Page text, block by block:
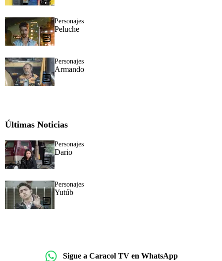
Personajes
Peluche
Personajes
Armando
Últimas Noticias
Personajes
Dario
Personajes
Yutúb
Sigue a Caracol TV en WhatsApp